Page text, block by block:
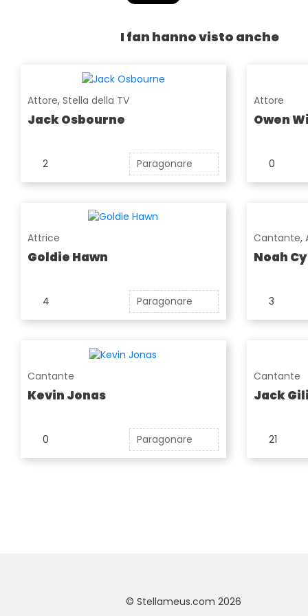
I fan hanno visto anche
Attore, Stella della TV
Jack Osbourne
2 Paragonare
Attore
Owen
0
Attrice
Goldie Hawn
4 Paragonare
Cantante,
Noah
3
Cantante
Kevin Jonas
0 Paragonare
Cantante
Jack
21
© Stellameus.com 2026